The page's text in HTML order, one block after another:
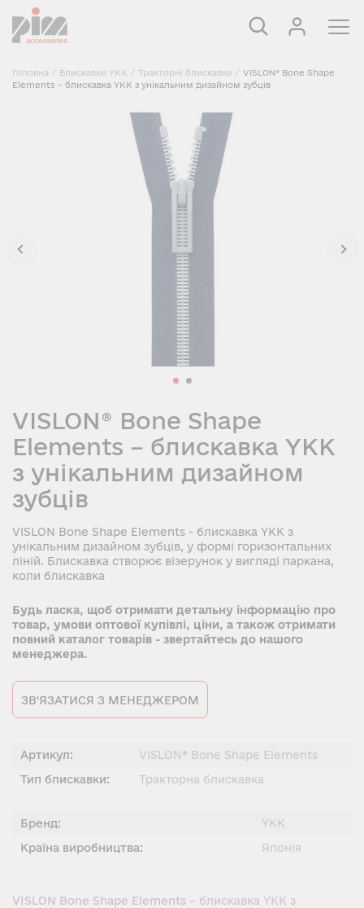
Головна / Блискавки YKK / Тракторні блискавки / VISLON® Bone Shape
Elements – блискавка YKK з унікальним дизайном зубців
VISLON® Bone Shape
Elements – блискавка YKK
з унікальним дизайном
зубців
VISLON Bone Shape Elements - блискавка YKK з
унікальним дизайном зубців, у формі горизонтальних
ліній. Блискавка створює візерунок у вигляді паркана,
коли блискавка
Будь ласка, щоб отримати детальну інформацію про
товар, умови оптової купівлі, ціни, а також отримати
повний каталог товарів - звертайтесь до нашого
менеджера.
ЗВ'ЯЗАТИСЯ З МЕНЕДЖЕРОМ
Артикул:
VISLON® Bone Shape Elements
Тип блискавки:
Тракторна блискавка
Бренд:
YKK
Країна виробництва:
Японія
VISLON Bone Shape Elements – блискавка YKK з